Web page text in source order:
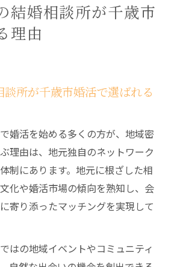
結婚相談所が千歳市
理由
所が千歳市婚活で選ばれる
婚活を始める多くの方が、地域密
理由は、地元独自のネットワーク
制にあります。地元に根ざした相
化や婚活市場の傾向を熟知し、会
寄り添ったマッチングを実現して
はの地域イベントやコミュニティ